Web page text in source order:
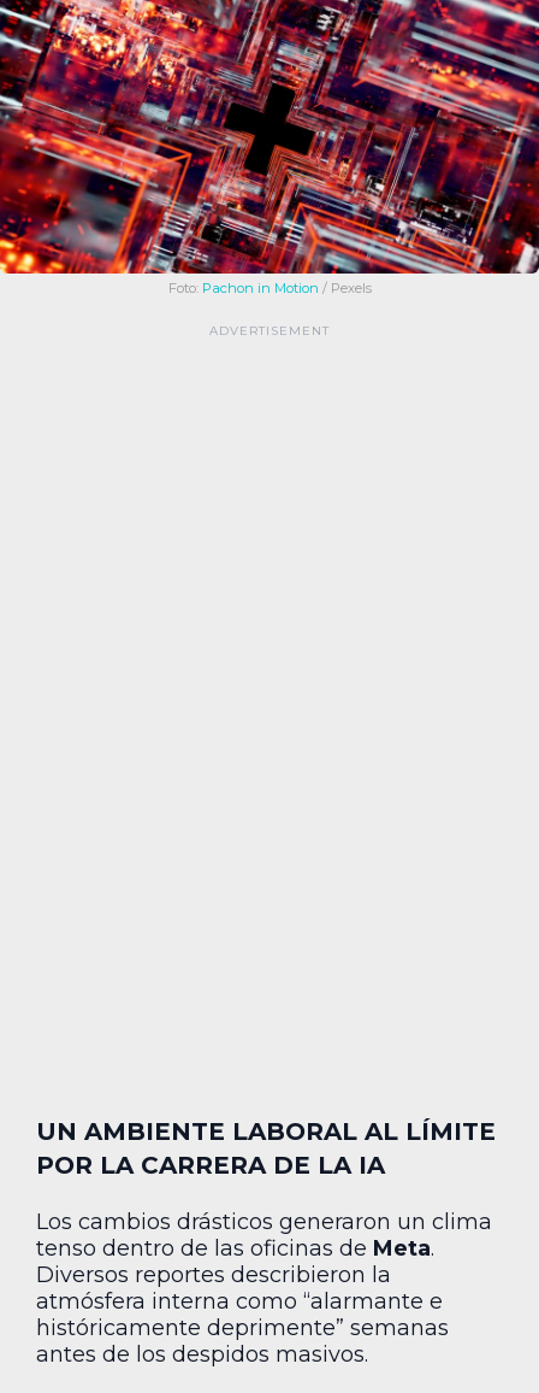
Foto: Pachon in Motion / Pexels
UN AMBIENTE LABORAL AL LÍMITE
POR LA CARRERA DE LA IA
Los cambios drásticos generaron un clima
tenso dentro de las oficinas de Meta.
Diversos reportes describieron la
atmósfera interna como “alarmante e
históricamente deprimente” semanas
antes de los despidos masivos.